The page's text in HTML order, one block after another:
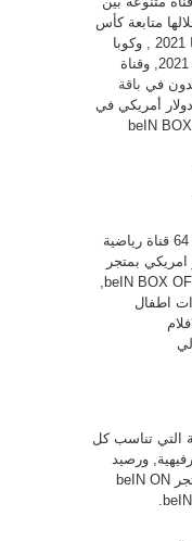
متابعة كأس
العالم 2022 قطر, وكأس أمم اوروبا 2021 , وكوبا
امريكا 2021, وكأس الأمم الأفريقية 2021, وقناة
باقة
رصيد مجاني بقيمة 20 دولار أمريكي في
متجر beIN ON DEMAND وقنوات beIN BOX
: بهذه الباقة 64 قناة رياضية
الى رصيد 12 دولار امريكي بمتجر
اطفال
التي تناسب كل
رياضية ترفيهية, ورصيد
مجاني بقيمة 8 دولار أمريكي في متجر beIN ON